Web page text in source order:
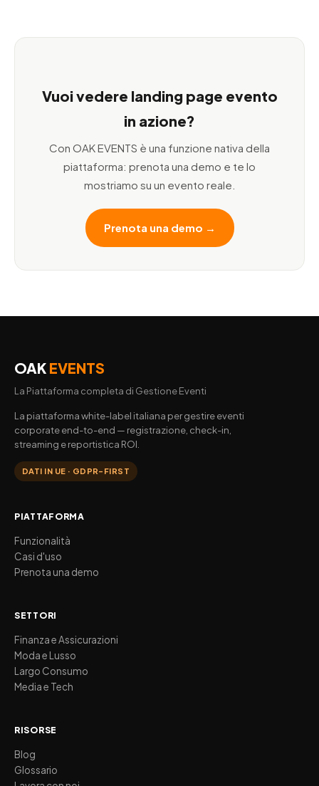
Vuoi vedere landing page evento
in azione?
Con OAK EVENTS è una funzione nativa della
piattaforma: prenota una demo e te lo
mostriamo su un evento reale.
Prenota una demo →
OAK EVENTS
La Piattaforma completa di Gestione Eventi
La piattaforma white-label italiana per gestire eventi
corporate end-to-end — registrazione, check-in,
streaming e reportistica ROI.
DATI IN UE · GDPR-FIRST
PIATTAFORMA
Funzionalità
Casi d'uso
Prenota una demo
SETTORI
Finanza e Assicurazioni
Moda e Lusso
Largo Consumo
Media e Tech
RISORSE
Blog
Glossario